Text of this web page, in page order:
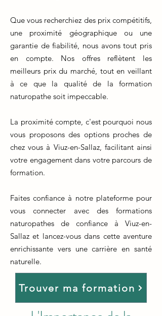
Que vous recherchiez des prix compétitifs,
une proximité géographique ou une
garantie de fiabilité, nous avons tout pris
en compte. Nos offres reflètent les
meilleurs prix du marché, tout en veillant
à ce que la qualité de la formation
naturopathe soit impeccable.
La proximité compte, c'est pourquoi nous
vous proposons des options proches de
chez vous à Viuz-en-Sallaz, facilitant ainsi
votre engagement dans votre parcours de
formation.
Faites confiance à notre plateforme pour
vous connecter avec des formations
naturopathes de confiance à Viuz-en-
Sallaz et lancez-vous dans cette aventure
enrichissante vers une carrière en santé
naturelle.
Trouver ma formation